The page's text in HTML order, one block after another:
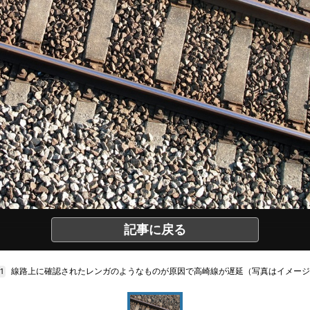
記事に戻る
線路上に確認されたレンガのようなものが原因で高崎線が遅延（写真はイメー